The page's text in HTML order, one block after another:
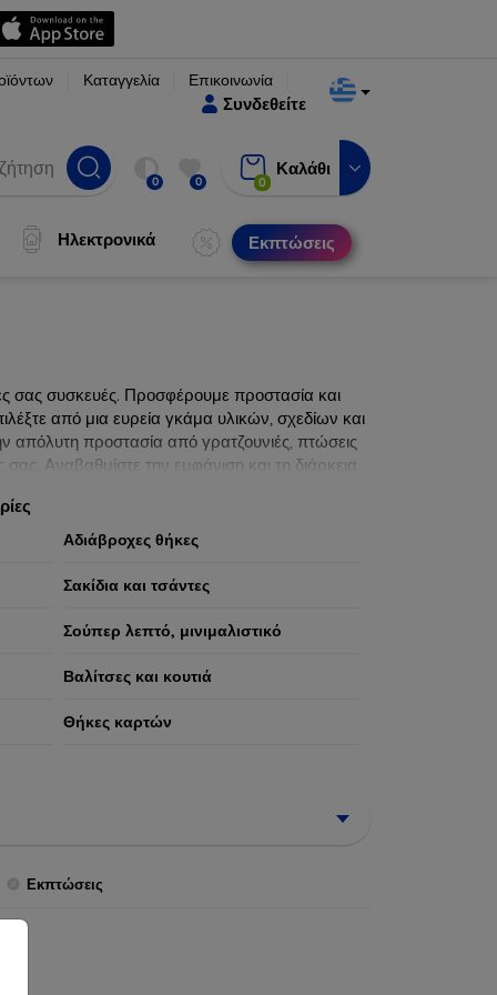
Καταγγελία Επικοινωνία
Συνδεθείτε
0 0 0
Καλάθι
Ηλεκτρονικά Εκπτώσεις
σας συσκευές. Προσφέρουμε προστασία και
από μια ευρεία γκάμα υλικών, σχεδίων και
απόλυτη προστασία από γρατζουνιές, πτώσεις
Αναβαθμίστε την εμφάνιση και τη διάρκεια
Αδιάβροχες θήκες
Σακίδια και τσάντες
Σούπερ λεπτό, μινιμαλιστικό
Βαλίτσες και κουτιά
Θήκες καρτών
Εκπτώσεις